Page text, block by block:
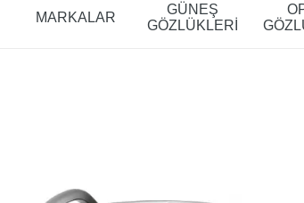
MARKALAR
GÜNEŞ
GÖZLÜKLERİ